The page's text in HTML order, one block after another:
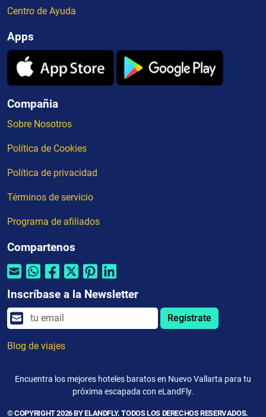
Centro de Ayuda
Apps
Compañia
Sobre Nosotros
Política de Cookies
Política de privacidad
Términos de servicio
Programa de afiliados
Compartenos
Inscríbase a la Newsletter
Regístrate
Blog de viajes
Encuentra los mejores hoteles baratos en Nuevo Vallarta para tu
próxima escapada con eLandFly.
© COPYRIGHT 2026 BY ELANDFLY. TODOS LOS DERECHOS RESERVADOS.